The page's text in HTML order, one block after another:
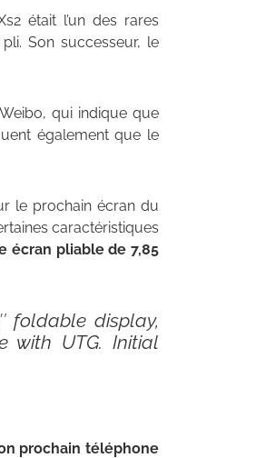
était l’un des rares
Son successeur, le
qui indique que
également que le
le prochain écran du
caractéristiques
écran pliable de 7,85
foldable display,
with UTG. Initial
prochain téléphone